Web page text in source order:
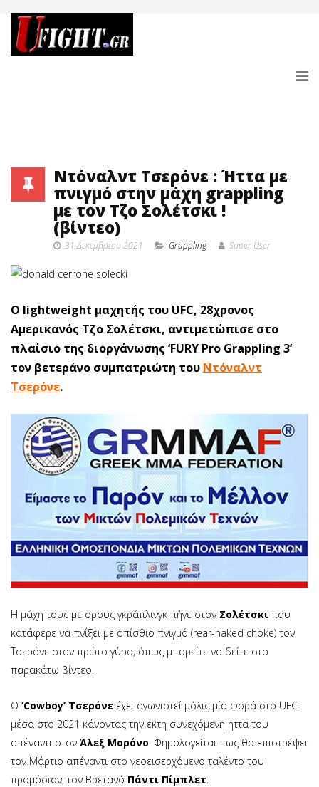
Ντόναλντ Τσερόνε : Ήττα με
πνιγμό στην μάχη grappling
με τον Τζο Σολέτσκι !
(βίντεο)
31 Δεκεμβρίου 2021 Grappling Super User
O lightweight μαχητής του UFC, 28χρονος
Αμερικανός Τζο Σολέτσκι, αντιμετώπισε στο
πλαίσιο της διοργάνωσης ‘FURY Pro Grappling 3’
τον βετεράνο συμπατριώτη του Ντόναλντ
Τσερόνε.
Η μάχη τους με όρους γκράπλινγκ πήγε στον Σολέτσκι που
κατάφερε να πνίξει με οπίσθιο πνιγμό (rear-naked choke) τον
Τσερόνε στον πρώτο γύρο, όπως μπορείτε να δείτε στο
παρακάτω βίντεο.
Ο ‘Cowboy’ Τσερόνε έχει αγωνιστεί μόλις μία φορά στο UFC
μέσα στο 2021 κάνοντας την έκτη συνεχόμενη ήττα του
απέναντι στον Άλεξ Μορόνο. Φημολογείται πως θα επιστρέψει
τον Μάρτιο απέναντι στο νεοεισερχόμενο ταλέντο του
προμόσιον, τον Βρετανό Πάντι Πίμπλετ.